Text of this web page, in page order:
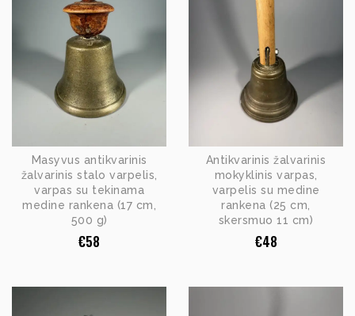
Masyvus antikvarinis
žalvarinis stalo varpelis,
varpas su tekinama
medine rankena (17 cm,
500 g)
€58
Antikvarinis žalvarinis
mokyklinis varpas,
varpelis su medine
rankena (25 cm,
skersmuo 11 cm)
€48